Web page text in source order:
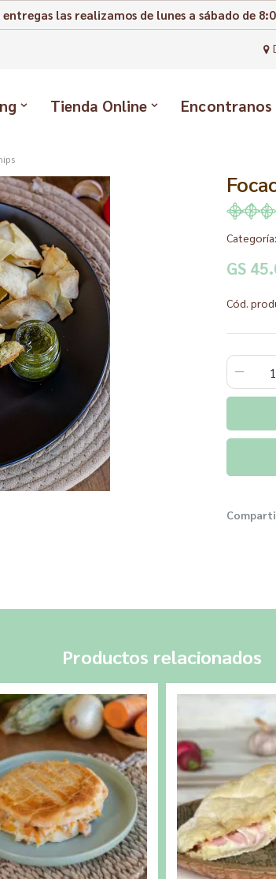
entregas las realizamos de lunes a sábado de
Tienda Online Encontranos
Categoría:
GS
Cód.
Productos relacionados